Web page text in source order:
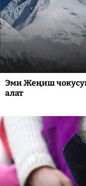
Эми Жеңиш
алат